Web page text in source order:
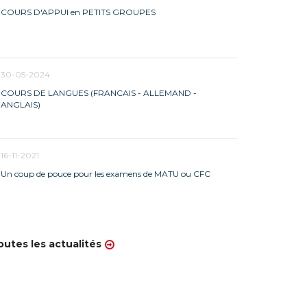
COURS D'APPUI en PETITS GROUPES
30-05-2024
COURS DE LANGUES (FRANCAIS - ALLEMAND -
ANGLAIS)
16-11-2021
Un coup de pouce pour les examens de MATU ou CFC
les actualités